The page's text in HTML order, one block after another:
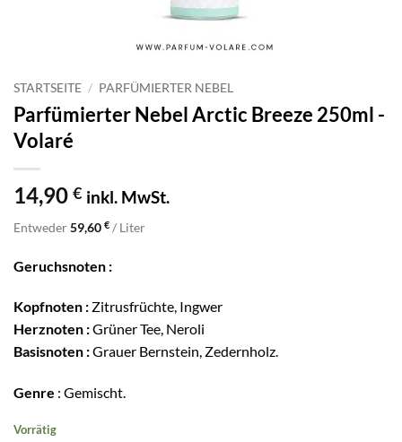
STARTSEITE / PARFÜMIERTER NEBEL
Parfümierter Nebel Arctic Breeze 250ml -
Volaré
14,90 € inkl. MwSt.
Entweder59,60 € / Liter
Geruchsnoten :
Kopfnoten : Zitrusfrüchte, Ingwer
Herznoten :Grüner Tee, Neroli
Basisnoten :Grauer Bernstein, Zedernholz.
Genre : Gemischt.
Vorrätig